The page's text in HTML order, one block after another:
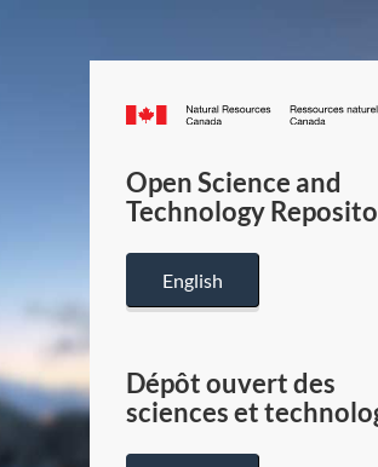
Canada.ca
Open Science and
Technology
English
Dépôt ouvert des
sciences et